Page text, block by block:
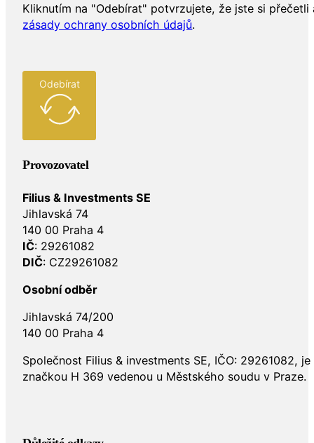
Kliknutím na "Odebírat" potvrzujete, že jste si přečetli
zásady ochrany osobních údajů.
Odebírat
Provozovatel
Filius & Investments SE
Jihlavská 74
140 00 Praha 4
IČ: 29261082
DIČ: CZ29261082
Osobní odběr
Jihlavská 74/200
140 00 Praha 4
Společnost Filius & investments SE, IČO: 29261082,
značkou H 369 vedenou u Městského soudu v Praze.